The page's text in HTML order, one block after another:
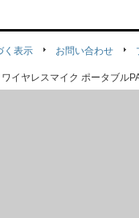
く表示 お問い合わせ
ワイヤレスマイク ポータブル